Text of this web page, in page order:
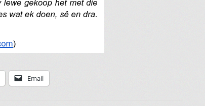
Email